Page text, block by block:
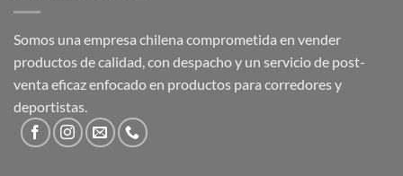
Somos una empresa chilena comprometida en vender
productos de calidad, con despacho y un servicio de post-
venta eficaz enfocado en productos para corredores y
deportistas.